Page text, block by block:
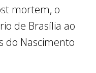
mortem, o
de Brasília ao
do Nascimento